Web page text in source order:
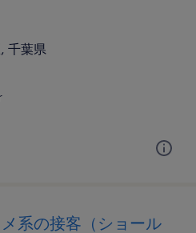
千葉県
系の接客（ショール